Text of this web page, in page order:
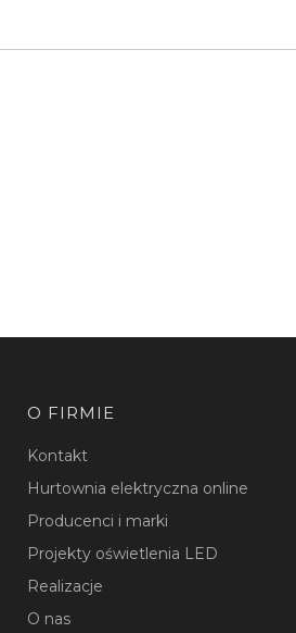
O FIRMIE
Kontakt
Hurtownia elektryczna online
Producenci i marki
Projekty oświetlenia LED
Realizacje
O nas